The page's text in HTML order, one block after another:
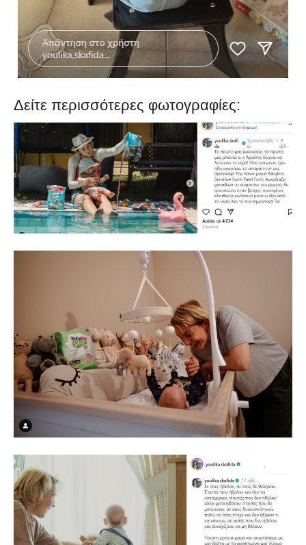
Δείτε περισσότερες φωτογραφίες: